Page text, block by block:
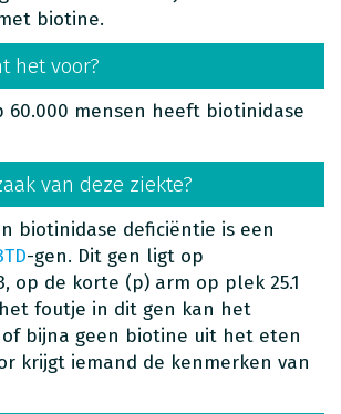
biotine.
het voor?
60.000 mensen heeft biotinidase
van deze ziekte?
biotinidase deficiëntie is een
-gen. Dit gen ligt op
op de korte (p) arm op plek 25.1
het foutje in dit gen kan het
bijna geen biotine uit het eten
krijgt iemand de kenmerken van